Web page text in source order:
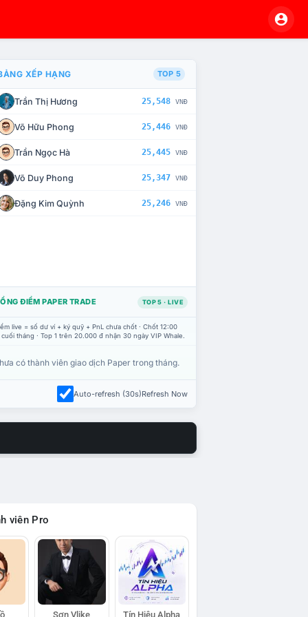
CHẾ TÀI XỬ LÝ VI PHẠM
XẾP HẠNG TOP 5
Trần Thị Hương 25,548 VNĐ
Võ Hữu Phong 25,446 VNĐ
Trần Ngọc Hà 25,445 VNĐ
Võ Duy Phong 25,347 VNĐ
Đặng Kim Quỳnh 25,246 VNĐ
ĐIỂM PAPER TRADE TOP 5 · LIVE
live = số dư ví + ký quỹ + PnL chưa chốt · Chốt 12:00
tháng · Top 1 trên 20.000 đ nhận 30 ngày VIP Whale.
có thành viên giao dịch Paper trong tháng.
Auto-refresh (30s)Refresh Now
viên Pro
Sơn Vlike Tín Hiệu Alpha